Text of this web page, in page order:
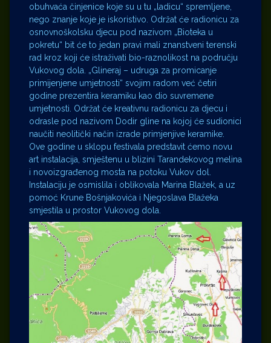
obuhvaća činjenice koje su u tu „ladicu“ spremljene,
nego znanje koje je iskoristivo. Održat će radionicu za
osnovnoškolsku djecu pod nazivom „Bioteka u
pokretu“ bit će to jedan pravi mali znanstveni terenski
rad kroz koji će istraživati bio-raznolikost na području
Vukovog dola. „Glineraj – udruga za promicanje
primijenjene umjetnosti“ svojim radom već četiri
godine prezentira keramiku kao dio suvremene
umjetnosti. Održat će kreativnu radionicu za djecu i
odrasle pod nazivom Dodir gline na kojoj će sudionici
naučiti neolitički način izrade primjenjive keramike.
Ove godine u sklopu festivala predstavit ćemo novu
art instalacija, smještenu u blizini Tarandekovog melina
i novoizgrađenog mosta na potoku Vukov dol.
Instalaciju je osmislila i oblikovala Marina Blažek, a uz
pomoć Krune Bošnjakovića i Njegoslava Blažeka
smjestila u prostor Vukovog dola.